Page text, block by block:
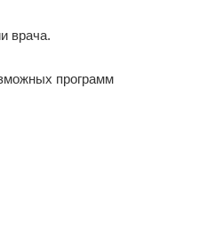
врача.
программ